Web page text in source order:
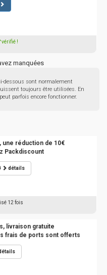
vérifié !
manquées
dessous sont normalement
toujours être utilisées. En
parfois encore fonctionner.
une réduction de 10€
Packdiscount
détails
12 fois
livraison gratuite
frais de ports sont offerts